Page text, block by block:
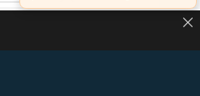
CRIPTO Y EXCHANGES